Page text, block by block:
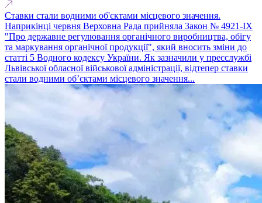
Ставки стали водними об'єктами місцевого значення.
Наприкінці червня Верховна Рада прийняла Закон № 4921-IX
"Про державне регулювання органічного виробництва, обігу
та маркування органічної продукції", який вносить зміни до
статті 5 Водного кодексу України. Як зазначили у пресслужбі
Львівської обласної військової адміністрації, відтепер ставки
стали водними об’єктами місцевого значення...